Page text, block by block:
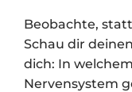
Beobachte,
Schau dir
dich: In
Nervensystem